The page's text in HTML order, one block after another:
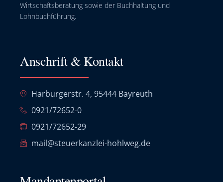
Wirtschaftsberatung sowie der Buchhaltung und
Lohnbuchführung.
Anschrift & Kontakt
Harburgerstr. 4, 95444 Bayreuth
0921/72652-0
0921/72652-29
mail@steuerkanzlei-hohlweg.de